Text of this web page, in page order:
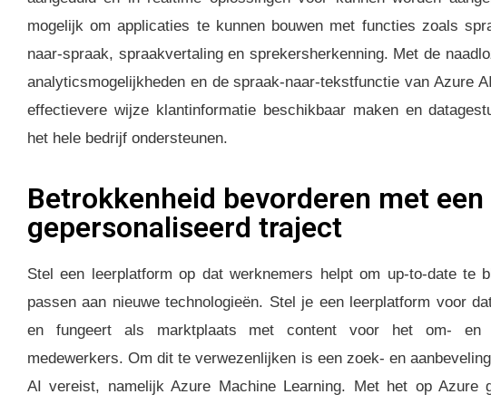
mogelijk om applicaties te kunnen bouwen met functies zoals
naar-spraak, spraakvertaling en sprekersherkenning. Met de
analyticsmogelijkheden en de spraak-naar-tekstfunctie van Azure
effectievere wijze klantinformatie beschikbaar maken en
het hele bedrijf ondersteunen.
Betrokkenheid bevorderen met een
gepersonaliseerd traject
Stel een leerplatform op dat werknemers helpt om up-to-date te
passen aan nieuwe technologieën. Stel je een leerplatform voor
en fungeert als marktplaats met content voor het om- en
medewerkers. Om dit te verwezenlijken is een zoek- en
AI vereist, namelijk Azure Machine Learning. Met het op Azure